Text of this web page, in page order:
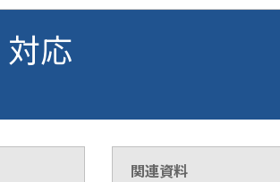
対応
関連資料